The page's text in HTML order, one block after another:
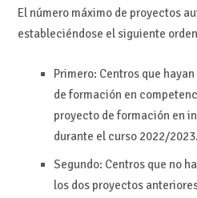
El número máximo de proyectos
estableciéndose el siguiente
Primero: Centros que
de formación en
proyecto de formación en
durante el curso 2022/2023.
Segundo: Centros que no
los dos proyectos